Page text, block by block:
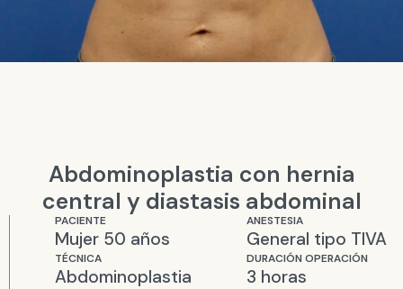
Abdominoplastia con hernia
central y diastasis abdominal
PACIENTE
Mujer 50 años
TÉCNICA
Abdominoplastia
ANESTESIA
General tipo TIVA
DURACIÓN OPERACIÓN
3 horas